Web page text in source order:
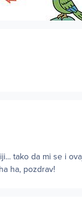
tako da mi se i
ha, pozdrav!